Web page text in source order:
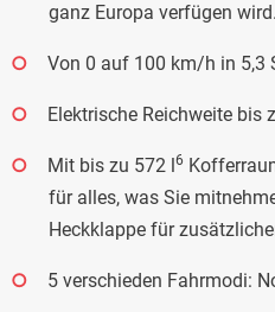
ganz Europa verfügen wird.
Von 0 auf 100 km/h in 5,3
Elektrische Reichweite bis
Mit bis zu 572 l6
für alles, was Sie
Heckklappe für
5 verschieden Fahrmodi: